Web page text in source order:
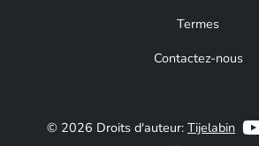
Termes
Contactez-nous
© 2026 Droits d'auteur: Tijelabin